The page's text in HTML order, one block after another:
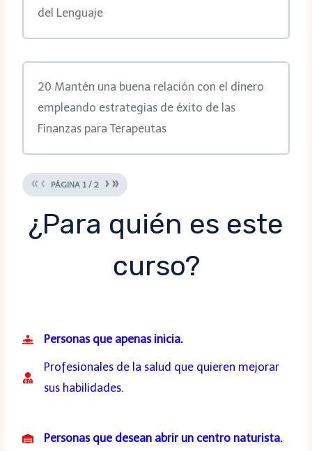
del Lenguaje
20 Mantén una buena relación con el dinero
empleando estrategias de éxito de las
Finanzas para Terapeutas
« ‹ › »
PÁGINA 1 / 2
¿Para quién es este
curso?
Personas que apenas inicia.
Profesionales de la salud que quieren mejorar
sus habilidades.
Personas que desean abrir un centro naturista.